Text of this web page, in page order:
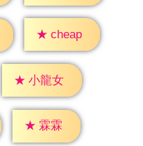
★ cheap
★ 小龍女
★ 霖霖